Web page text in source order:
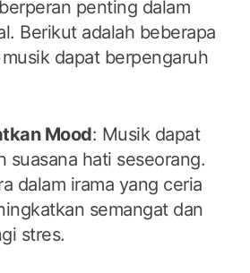
penting dalam
Berikut adalah beberapa
dapat berpengaruh
Mood: Musik dapat
suasana hati seseorang.
dalam irama yang ceria
semangat dan
stres.